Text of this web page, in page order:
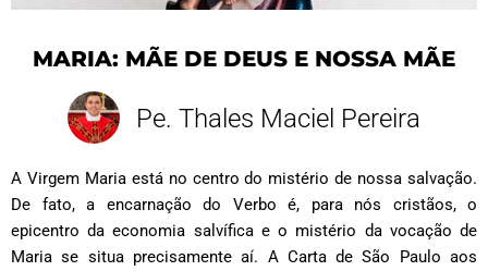
MARIA: MÃE DE DEUS E NOSSA MÃE
Pe. Thales Maciel Pereira
A Virgem Maria está no centro do mistério de nossa salvação.
De fato, a encarnação do Verbo é, para nós cristãos, o
epicentro da economia salvífica e o mistério da vocação de
Maria se situa precisamente aí. A Carta de São Paulo aos